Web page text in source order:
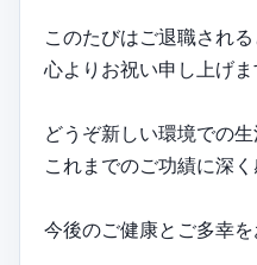
このたびはご退職される
心よりお祝い申し上げま
どうぞ新しい環境での
これまでのご功績に深く
今後のご健康とご多幸を